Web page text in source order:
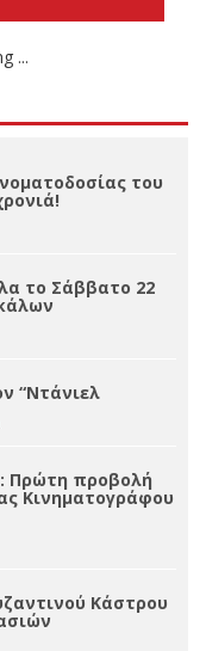
του
το Σάββατο 22
“Ντάνιελ
Κινηματογράφου